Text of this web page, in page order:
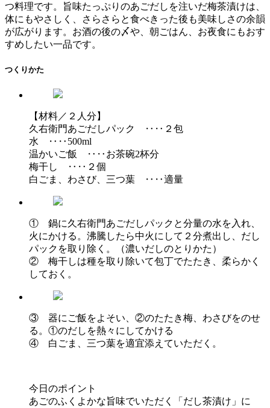
つ料理です。旨味たっぷりのあごだしを注いだ梅茶漬けは、
体にもやさしく、さらさらと食べきった後も美味しさの余韻
が広がります。お酒の後の〆や、朝ごはん、お夜食にもおす
すめしたい一品です。
つくりかた
【材料／２人分】
久右衛門あごだしパック ‥‥２包
水 ‥‥500ml
温かいご飯 ‥‥お茶碗2杯分
梅干し ‥‥２個
白ごま、わさび、三つ葉 ‥‥適量
① 鍋に久右衛門あごだしパックと分量の水を入れ、
火にかける。沸騰したら中火にして２分煮出し、だし
パックを取り除く。（濃いだしのとりかた）
② 梅干しは種を取り除いて包丁でたたき、柔らかく
しておく。
③ 器にご飯をよそい、②のたたき梅、わさびをのせ
る。①のだしを熱々にしてかける
④ 白ごま、三つ葉を適宜添えていただく。
今日のポイント
あごのふくよかな旨味でいただく「だし茶漬け」に